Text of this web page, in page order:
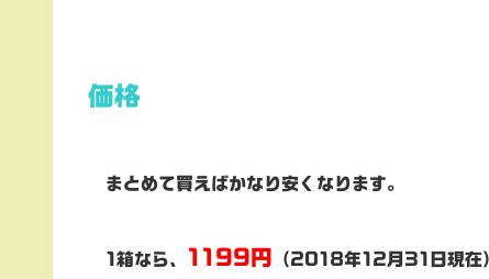
価格
まとめて買えばかなり安くなります。
1箱なら、 1199円 （2018年12月31日現在